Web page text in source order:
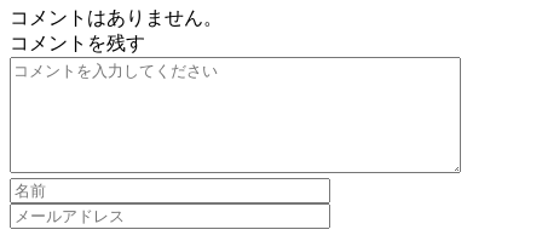
コメントはありません。
コメントを残す